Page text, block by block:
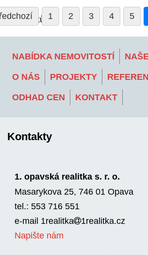
65 článků 1 2 3 4 5
NABÍDKA NEMOVITOSTÍ
O NÁS PROJEKTY
ODHAD CEN KONTAKT
Kontakty
1. opavská realitka s. r. o.
Masarykova 25, 746 01 Opava
tel.: 553 716 551
e-mail 1realitka
1rea­litka.cz
Napište nám